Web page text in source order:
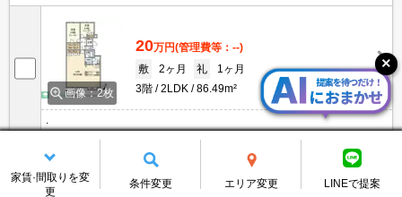
画像：2枚
20万円(管理費等：--)
敷
2ヶ月 礼
1ヶ月
3階
2LDK 86.49m²
情報更新日
残り2件を表示する
家賃·間取りを変
更
条件変更 エリア変更 LINEで提案